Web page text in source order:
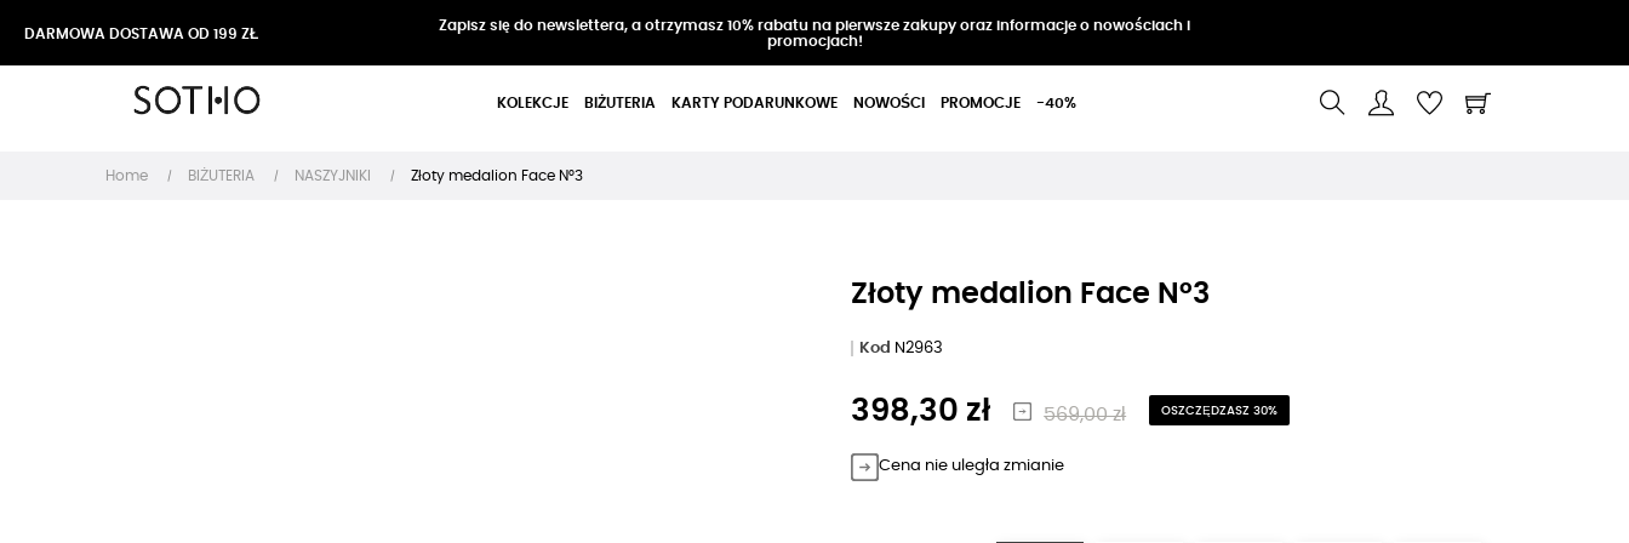
DARMOWA DOSTAWA OD 199 ZŁ
Zapisz się do newslettera, a otrzymasz 10% rabatu na pierwsze zakupy oraz informacje o nowościach i
promocjach!
KOLEKCJE BIŻUTERIA KARTY PODARUNKOWE NOWOŚCI PROMOCJE -40%
Home BIŻUTERIA NASZYJNIKI Złoty medalion Face N°3
Złoty medalion Face N°3
Kod N2963
398,30 zł 569,00 zł OSZCZĘDZASZ 30%
Cena nie uległa zmianie